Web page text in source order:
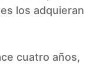
los adquieran
cuatro años,